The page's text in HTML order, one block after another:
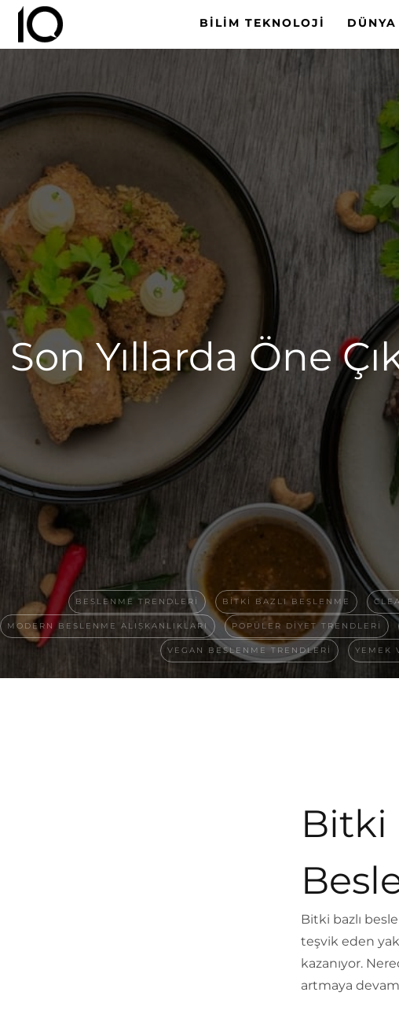
BILIM TEKNOLOJI DÜNYA
Son Yıllarda Öne
BESLENME TRENDLERI BITKI BAZLI BESLENME
MODERN BESLENME ALIŞKANLIKLARI POPÜLER DIYET TRENDLERI
VEGAN BESLENME TRENDLERI YEMEK
Bitki
Bitki bazlı
teşvik eden
kazanıyor.
artmaya